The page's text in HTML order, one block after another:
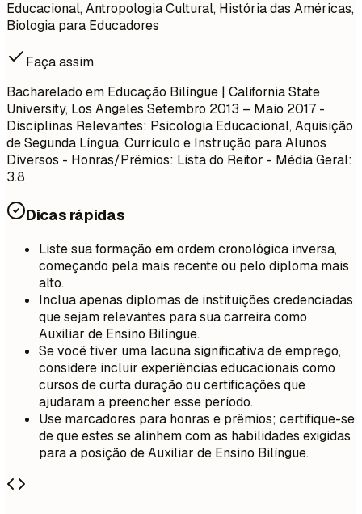
Educacional, Antropologia Cultural, História das Américas,
Biologia para Educadores
Faça assim
Bacharelado em Educação Bilíngue | California State
University, Los Angeles Setembro 2013 – Maio 2017 -
Disciplinas Relevantes: Psicologia Educacional, Aquisição
de Segunda Língua, Currículo e Instrução para Alunos
Diversos - Honras/Prêmios: Lista do Reitor - Média Geral:
3.8
Dicas rápidas
Liste sua formação em ordem cronológica inversa,
começando pela mais recente ou pelo diploma mais
alto.
Inclua apenas diplomas de instituições credenciadas
que sejam relevantes para sua carreira como
Auxiliar de Ensino Bilíngue.
Se você tiver uma lacuna significativa de emprego,
considere incluir experiências educacionais como
cursos de curta duração ou certificações que
ajudaram a preencher esse período.
Use marcadores para honras e prêmios; certifique-se
de que estes se alinhem com as habilidades exigidas
para a posição de Auxiliar de Ensino Bilíngue.